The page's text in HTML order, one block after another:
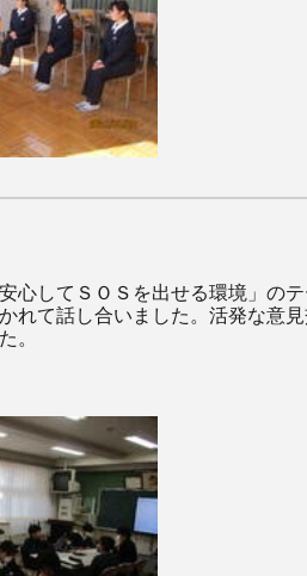
心してＳＯＳを出せる環境」の
れて話し合いました。活発な意
。